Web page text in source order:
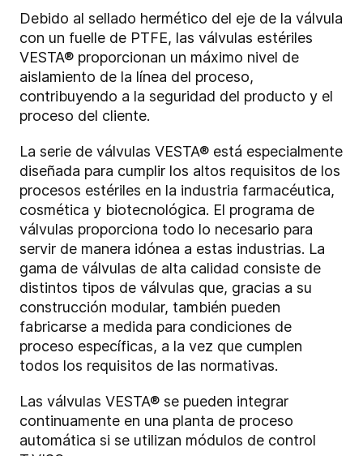
Debido al sellado hermético del eje de la válvula
con un fuelle de PTFE, las válvulas estériles
VESTA® proporcionan un máximo nivel de
aislamiento de la línea del proceso,
contribuyendo a la seguridad del producto y el
proceso del cliente.
La serie de válvulas VESTA® está especialmente
diseñada para cumplir los altos requisitos de los
procesos estériles en la industria farmacéutica,
cosmética y biotecnológica. El programa de
válvulas proporciona todo lo necesario para
servir de manera idónea a estas industrias. La
gama de válvulas de alta calidad consiste de
distintos tipos de válvulas que, gracias a su
construcción modular, también pueden
fabricarse a medida para condiciones de
proceso específicas, a la vez que cumplen
todos los requisitos de las normativas.
Las válvulas VESTA® se pueden integrar
continuamente en una planta de proceso
automática si se utilizan módulos de control